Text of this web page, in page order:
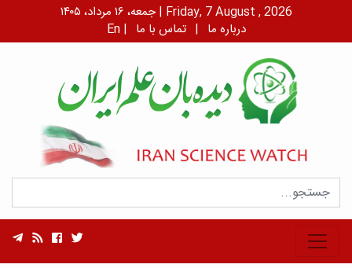
جمعه، ۱۶ مرداد، ۱۴۰۵ | Friday, 7 August , 2026
En | درباره ما | تماس با ما